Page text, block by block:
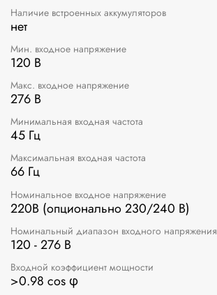
Наличие встроенных аккумуляторов
нет
Мин. входное напряжение
120 В
Макс. входное напряжение
276 В
Минимальная входная частота
45 Гц
Максимальная входная частота
66 Гц
Номинальное входное напряжение
220В (опционально 230/240 В)
Номинальный диапазон входного напряжения
120 - 276 В
Входной коэффициент мощности
>0.98 cos φ